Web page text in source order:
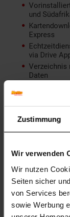
Zustimmung
Wir verwenden
Wir nutzen
Seiten sicher
von Services
sowie Werbung
und
Express
via Drive
Verzeichnis
Daten
Roundtrip
Garmin
kompatibel
Akkulaufzeit
Lieferumfang: